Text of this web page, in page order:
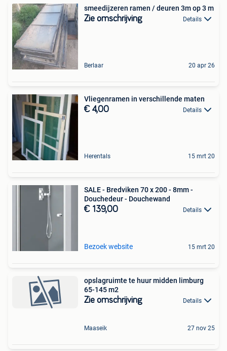
smeedijzeren ramen / deuren 3m op 3 m
Zie omschrijving Details
Berlaar 20 apr 26
Vliegenramen in verschillende maten
€ 4,00 Details
Herentals 15 mrt 20
SALE - Bredviken 70 x 200 - 8mm -
Douchedeur - Douchewand
€ 139,00 Details
Bezoek website 15 mrt 20
opslagruimte te huur midden limburg
65-145 m2
Zie omschrijving Details
Maaseik 27 nov 25